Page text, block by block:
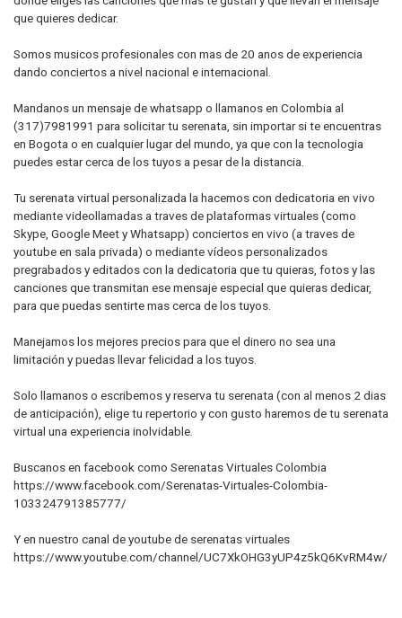
que quieres dedicar.
Somos musicos profesionales con mas de 20 anos de experiencia
dando conciertos a nivel nacional e internacional.
Mandanos un mensaje de whatsapp o llamanos en Colombia al
(317)7981991 para solicitar tu serenata, sin importar si te encuentras
en Bogota o en cualquier lugar del mundo, ya que con la tecnologia
puedes estar cerca de los tuyos a pesar de la distancia.
Tu serenata virtual personalizada la hacemos con dedicatoria en vivo
mediante videollamadas a traves de plataformas virtuales (como
Skype, Google Meet y Whatsapp) conciertos en vivo (a traves de
youtube en sala privada) o mediante vídeos personalizados
pregrabados y editados con la dedicatoria que tu quieras, fotos y las
canciones que transmitan ese mensaje especial que quieras dedicar,
para que puedas sentirte mas cerca de los tuyos.
Manejamos los mejores precios para que el dinero no sea una
limitación y puedas llevar felicidad a los tuyos.
Solo llamanos o escribemos y reserva tu serenata (con al menos 2 dias
de anticipación), elige tu repertorio y con gusto haremos de tu serenata
virtual una experiencia inolvidable.
Buscanos en facebook como Serenatas Virtuales Colombia
https://www.facebook.com/Serenatas-Virtuales-Colombia-
103324791385777/
Y en nuestro canal de youtube de serenatas virtuales
https://www.youtube.com/channel/UC7XkOHG3yUP4z5kQ6KvRM4w/